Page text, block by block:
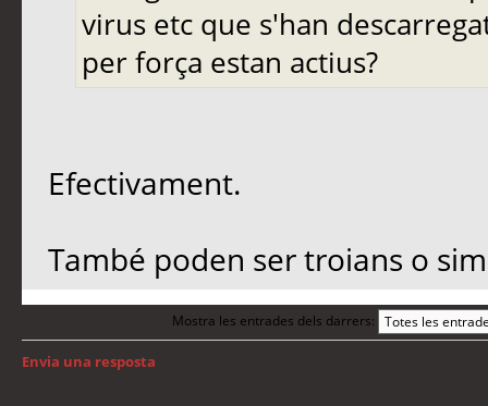
virus etc que s'han
per força estan actius?
Efectivament.
També poden ser troians o
Mostra les entrades dels darrers:
Envia una resposta